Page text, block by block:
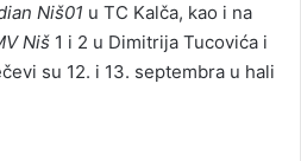
Niš01 u TC Kalča, kao i na
Niš 1 i 2 u Dimitrija Tucovića i
su 12. i 13. septembra u hali